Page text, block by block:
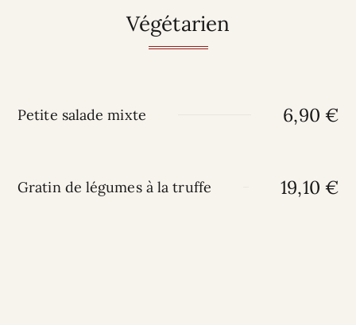
Végétarien
Petite salade mixte 6,90 €
Gratin de légumes à la truffe 19,10 €